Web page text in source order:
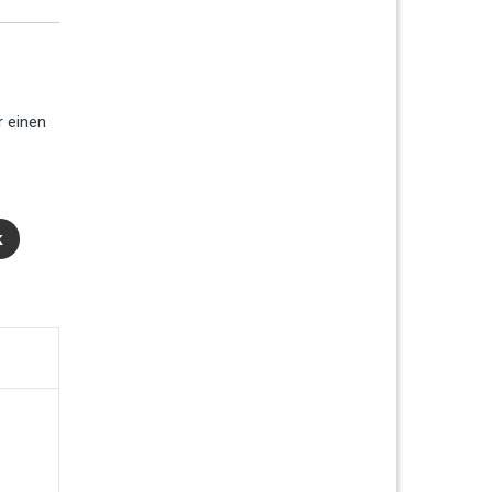
einen